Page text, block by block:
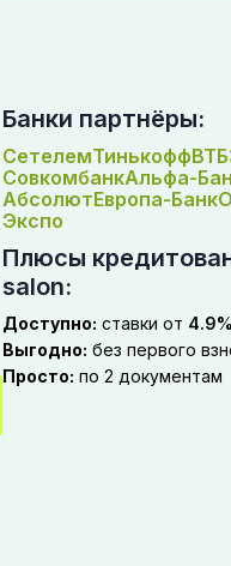
Банки партнёры:
СетелемТинькоффВТБ
СовкомбанкАльфа-
АбсолютЕвропа-Банк
Экспо
Плюсы
salon:
Доступно: ставки от
Выгодно: без первого
Просто: по 2 документам